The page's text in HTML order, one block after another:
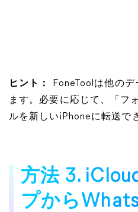
ヒント：
FoneToolは他の
ます。必要に応じて、「フ
ルを新しいiPhoneに転送で
方法 3.
プから